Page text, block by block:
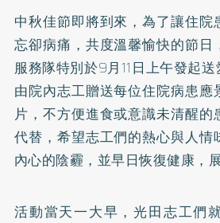
中秋佳節即將到來，為了讓住院
忘卻病痛，共度溫馨愉快的節日
服務隊特別於9月11日上午發起
由院內志工贈送每位住院病患
片，不方便進食或意識未清醒
代替，希望志工們的熱心與人情
內心的陰霾，並早日恢復健康，
活動當天一大早，光田志工們